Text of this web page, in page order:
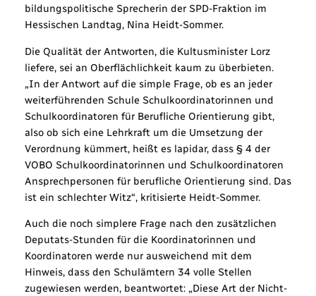
bildungspolitische Sprecherin der SPD-Fraktion im
Hessischen Landtag, Nina Heidt-Sommer.
Die Qualität der Antworten, die Kultusminister Lorz
liefere, sei an Oberflächlichkeit kaum zu überbieten.
„In der Antwort auf die simple Frage, ob es an jeder
weiterführenden Schule Schulkoordinatorinnen und
Schulkoordinatoren für Berufliche Orientierung gibt,
also ob sich eine Lehrkraft um die Umsetzung der
Verordnung kümmert, heißt es lapidar, dass § 4 der
VOBO Schulkoordinatorinnen und Schulkoordinatoren
Ansprechpersonen für berufliche Orientierung sind. Das
ist ein schlechter Witz“, kritisierte Heidt-Sommer.
Auch die noch simplere Frage nach den zusätzlichen
Deputats-Stunden für die Koordinatorinnen und
Koordinatoren werde nur ausweichend mit dem
Hinweis, dass den Schulämtern 34 volle Stellen
zugewiesen werden, beantwortet: „Diese Art der Nicht-